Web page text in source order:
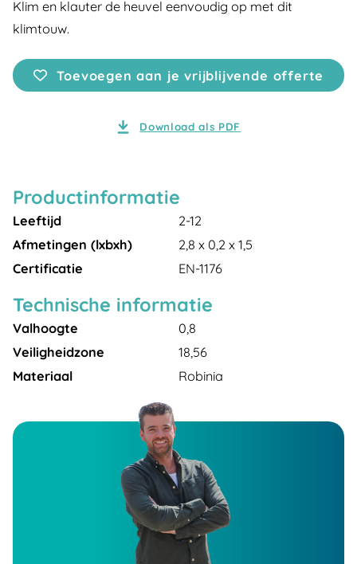
Klim en klauter de heuvel eenvoudig op met dit
klimtouw.
Toevoegen aan je vrijblijvende offerte
Download als PDF
Productinformatie
Leeftijd
2-12
Afmetingen (lxbxh)
2,8 x 0,2 x 1,5
Certificatie
EN-1176
Technische informatie
Valhoogte
0,8
Veiligheidzone
18,56
Materiaal
Robinia